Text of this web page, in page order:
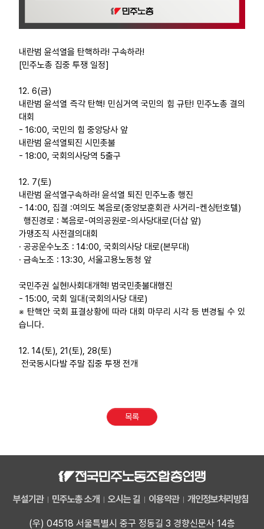
내란범 윤석열을 탄핵하라! 구속하라!
[민주노총 집중 투쟁 일정]
12. 6(금)
내란범 윤석열 즉각 탄핵! 민심거역 국민의 힘 규탄! 민주노총 결의
대회
- 16:00, 국민의 힘 중앙당사 앞
내란범 윤석열퇴진 시민촛불
- 18:00, 국회의사당역 5출구
12. 7(토)
내란범 윤석열구속하라! 윤석열 퇴진 민주노총 행진
- 14:00, 집결 :여의도 복음로(중앙보훈회관 사거리-켄싱턴호텔)
행진경로 : 복음로-여의공원로-의사당대로(더삽 앞)
가맹조직 사전결의대회
· 공공운수노조 : 14:00, 국회의사당 대로(본무대)
· 금속노조 : 13:30, 서울고용노동청 앞
국민주권 실현!사회대개혁! 범국민촛불대행진
- 15:00, 국회 일대(국회의사당 대로)
※ 탄핵안 국회 표결상황에 따라 대회 마무리 시각 등 변경될 수 있
습니다.
12. 14(토), 21(토), 28(토)
전국동시다발 주말 집중 투쟁 전개
목록
부설기관 민주노총 소개 오시는 길 이용약관 개인정보처리방침
(우) 04518 서울특별시 중구 정동길 3 경향신문사 14층